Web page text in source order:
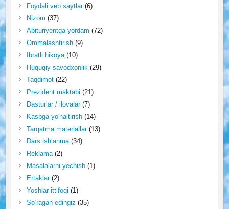
Foydali veb saytlar(6)
Nizom (37)
Abituriyentga yordam (72)
Ommalashtirish(9)
Ibratli hikoya(10)
Huquqiy savodxonlik(29)
Taqdimot(22)
Prezident maktabi (21)
Dasturlar / ilovalar(7)
Kasbga yo'naltirish(14)
Tarqatma materiallar(13)
Dars ishlanma(34)
Reklama(2)
Masalalarni yechish(1)
Ertaklar(2)
Yoshlar ittifoqi (1)
So‘ragan edingiz (35)